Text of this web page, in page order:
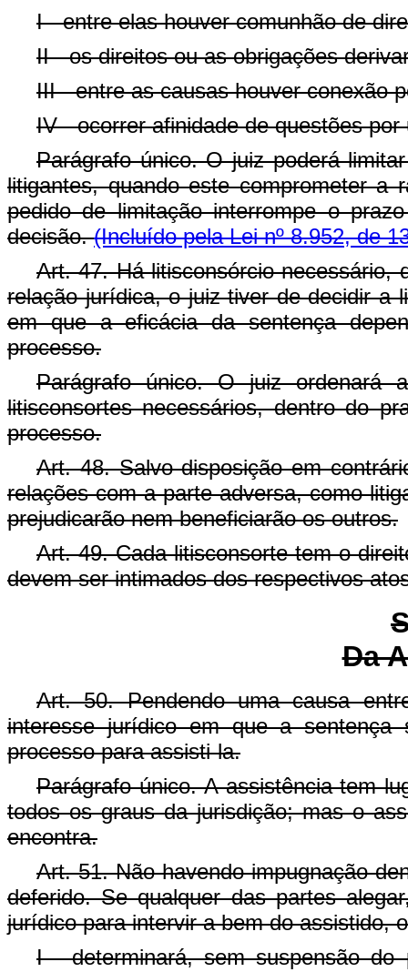
I - entre elas houver comunhão de
II - os direitos ou as obrigações
III - entre as causas houver conexão
IV - ocorrer afinidade de questões
Parágrafo único. O juiz poderá
litigantes, quando este comprometer
pedido de limitação interrompe o
decisão.(Incluído pela Lei nº 8.952, de
Art. 47. Há litisconsórcio necessário,
relação jurídica, o juiz tiver de decidir a
em que a eficácia da sentença
processo.
Parágrafo único. O juiz ordenará
litisconsortes necessários, dentro do
processo.
Art. 48. Salvo disposição em
relações com a parte adversa, como
prejudicarão nem beneficiarão os outros.
Art. 49. Cada litisconsorte tem o
devem ser intimados dos respectivos
Da
Art. 50. Pendendo uma causa
interesse jurídico em que a
processo para assisti-la.
Parágrafo único. A assistência tem
todos os graus da jurisdição; mas o
encontra.
Art. 51. Não havendo impugnação
deferido. Se qualquer das partes
jurídico para intervir a bem do assistido,
I - determinará, sem suspensão do